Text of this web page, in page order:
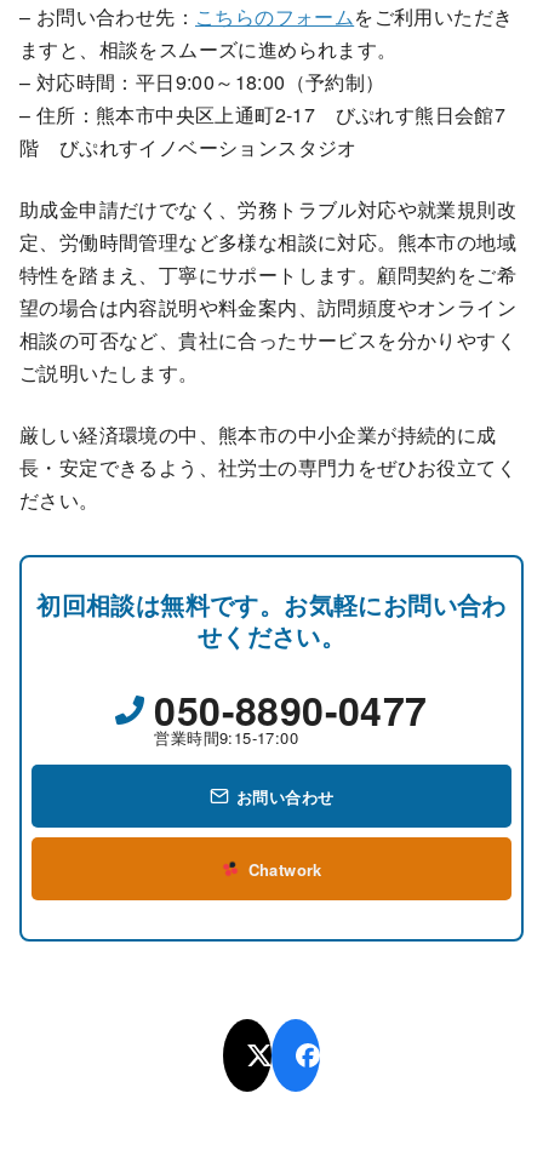
– お問い合わせ先： こちらのフォームをご利用いただき
ますと、相談をスムーズに進められます。
– 対応時間：平日9:00～18:00（予約制）
– 住所：熊本市中央区上通町2-17 びぷれす熊日会館7
階 びぷれすイノベーションスタジオ
助成金申請だけでなく、労務トラブル対応や就業規則改
定、労働時間管理など多様な相談に対応。熊本市の地域
特性を踏まえ、丁寧にサポートします。顧問契約をご希
望の場合は内容説明や料金案内、訪問頻度やオンライン
相談の可否など、貴社に合ったサービスを分かりやすく
ご説明いたします。
厳しい経済環境の中、熊本市の中小企業が持続的に成
長・安定できるよう、社労士の専門力をぜひお役立てく
ださい。
初回相談は無料です。お気軽にお問い合わ
せください。
050-8890-0477
営業時間9:15-17:00
お問い合わせ
Chatwork